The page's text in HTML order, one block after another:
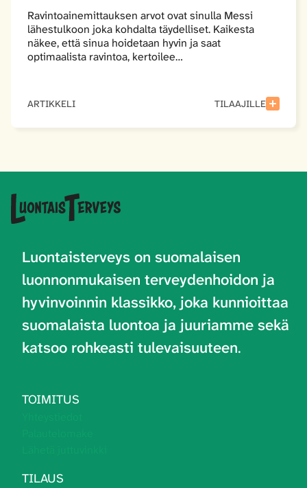
Ravintoainemittauksen arvot ovat sinulla Messi
lähestulkoon joka kohdalta täydelliset. Kaikesta
näkee, että sinua hoidetaan hyvin ja saat
optimaalista ravintoa, kertoilee…
ARTIKKELI TILAAJILLE
Luontaisterveys on suomalaisen
luonnonmukaisen terveydenhoidon ja
hyvinvoinnin klassikko, joka kunnioittaa
suomalaista luontoa ja juuriamme sekä
katsoo rohkeasti tulevaisuuteen.
TOIMITUS
TILAUS